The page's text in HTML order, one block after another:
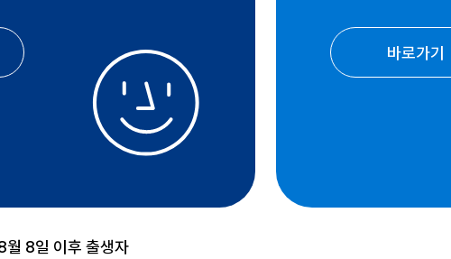
바로가기
8일 이후 출생자